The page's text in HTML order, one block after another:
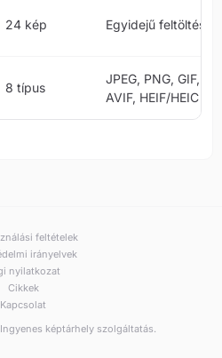
24 kép Egyidejű feltöltés
8 típus
JPEG, PNG, GIF,
AVIF, HEIF/HEIC
feltételek
irányelvek
nyilatkozat
Cikkek
Kapcsolat
képtárhely szolgáltatás.